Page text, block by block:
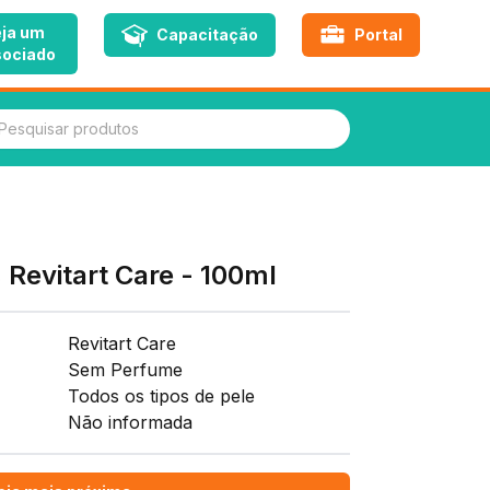
um
Capacitação Portal
produtos
Care - 100ml
Revitart Care
Sem Perfume
Todos os tipos de pele
Não informada